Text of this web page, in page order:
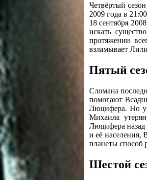
Четвёртый
2009 года в
18 сентября
искать
протяжении
взламывает
Пятый
Сломана
помогают
Люцифера. Но
Михаила
Люцифера назад
и её населения,
планеты способ
Шестой